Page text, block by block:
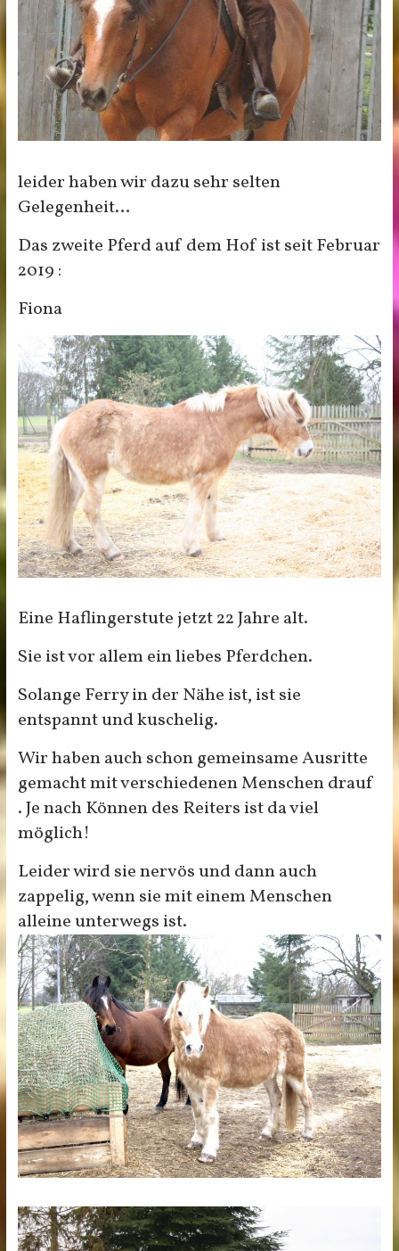
leider haben wir dazu sehr selten
Gelegenheit…
Das zweite Pferd auf dem Hof ist seit Februar
2019 :
Fiona
Eine Haflingerstute jetzt 22 Jahre alt.
Sie ist vor allem ein liebes Pferdchen.
Solange Ferry in der Nähe ist, ist sie
entspannt und kuschelig.
Wir haben auch schon gemeinsame Ausritte
gemacht mit verschiedenen Menschen drauf
. Je nach Können des Reiters ist da viel
möglich!
Leider wird sie nervös und dann auch
zappelig, wenn sie mit einem Menschen
alleine unterwegs ist.